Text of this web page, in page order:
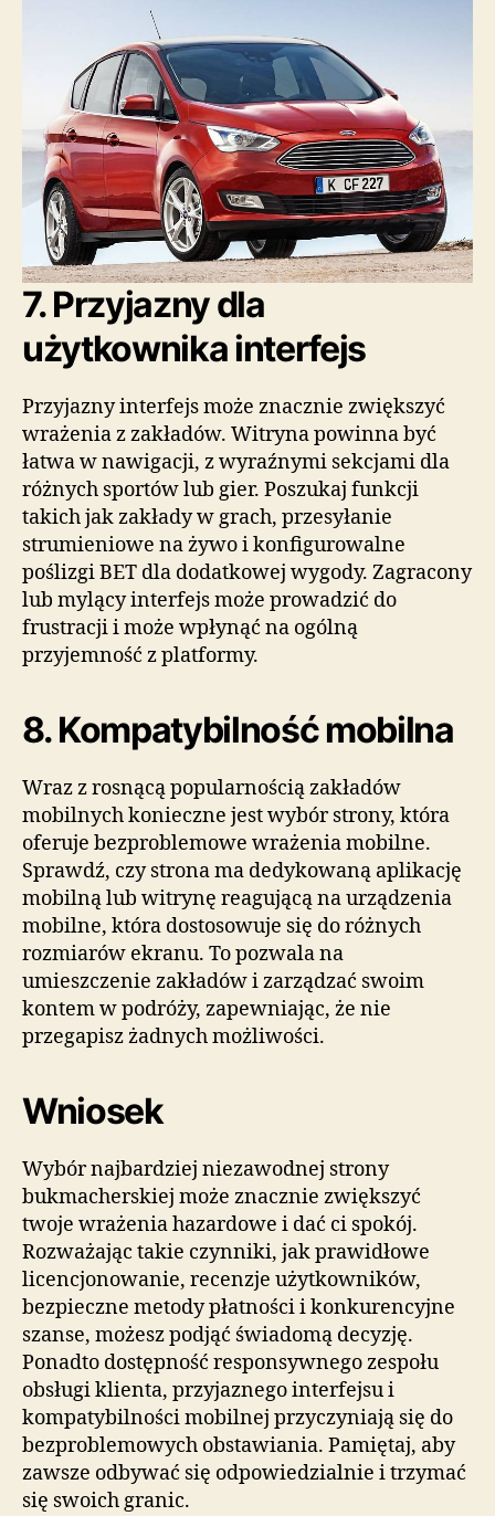
7. Przyjazny dla
użytkownika interfejs
Przyjazny interfejs może znacznie zwiększyć
wrażenia z zakładów. Witryna powinna być
łatwa w nawigacji, z wyraźnymi sekcjami dla
różnych sportów lub gier. Poszukaj funkcji
takich jak zakłady w grach, przesyłanie
strumieniowe na żywo i konfigurowalne
poślizgi BET dla dodatkowej wygody. Zagracony
lub mylący interfejs może prowadzić do
frustracji i może wpłynąć na ogólną
przyjemność z platformy.
8. Kompatybilność mobilna
Wraz z rosnącą popularnością zakładów
mobilnych konieczne jest wybór strony, która
oferuje bezproblemowe wrażenia mobilne.
Sprawdź, czy strona ma dedykowaną aplikację
mobilną lub witrynę reagującą na urządzenia
mobilne, która dostosowuje się do różnych
rozmiarów ekranu. To pozwala na
umieszczenie zakładów i zarządzać swoim
kontem w podróży, zapewniając, że nie
przegapisz żadnych możliwości.
Wniosek
Wybór najbardziej niezawodnej strony
bukmacherskiej może znacznie zwiększyć
twoje wrażenia hazardowe i dać ci spokój.
Rozważając takie czynniki, jak prawidłowe
licencjonowanie, recenzje użytkowników,
bezpieczne metody płatności i konkurencyjne
szanse, możesz podjąć świadomą decyzję.
Ponadto dostępność responsywnego zespołu
obsługi klienta, przyjaznego interfejsu i
kompatybilności mobilnej przyczyniają się do
bezproblemowych obstawiania. Pamiętaj, aby
zawsze odbywać się odpowiedzialnie i trzymać
się swoich granic.